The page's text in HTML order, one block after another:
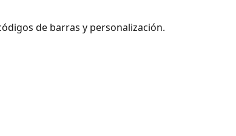
de barras y personalización.